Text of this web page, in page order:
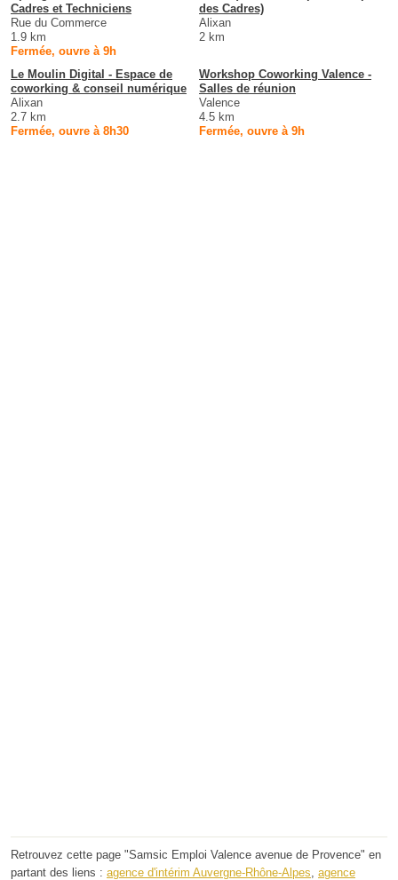
Cadres et Techniciens
Rue du Commerce
1.9 km
Fermée, ouvre à 9h
des Cadres)
Alixan
2 km
Le Moulin Digital - Espace de
coworking & conseil numérique
Alixan
2.7 km
Fermée, ouvre à 8h30
Workshop Coworking Valence -
Salles de réunion
Valence
4.5 km
Fermée, ouvre à 9h
Retrouvez cette page "Samsic Emploi Valence avenue de Provence" en
partant des liens : agence d'intérim Auvergne-Rhône-Alpes agence